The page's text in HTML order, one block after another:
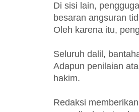
Di sisi lain,
besaran angsuran
Oleh karena itu,
Seluruh dalil,
Adapun penilaian
hakim.
Redaksi